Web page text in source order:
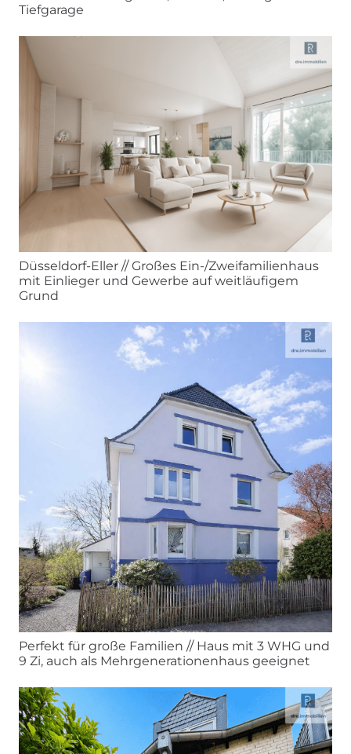
Tiefgarage
Düsseldorf-Eller // Großes Ein-/Zweifamilienhaus
mit Einlieger und Gewerbe auf weitläufigem
Grund
Perfekt für große Familien // Haus mit 3 WHG und
9 Zi, auch als Mehrgenerationenhaus geeignet